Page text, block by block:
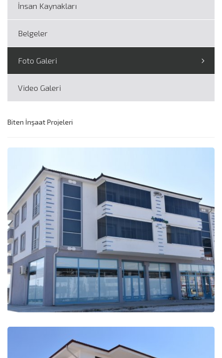
İnsan Kaynakları
Belgeler
Foto Galeri
Video Galeri
Biten İnşaat Projeleri